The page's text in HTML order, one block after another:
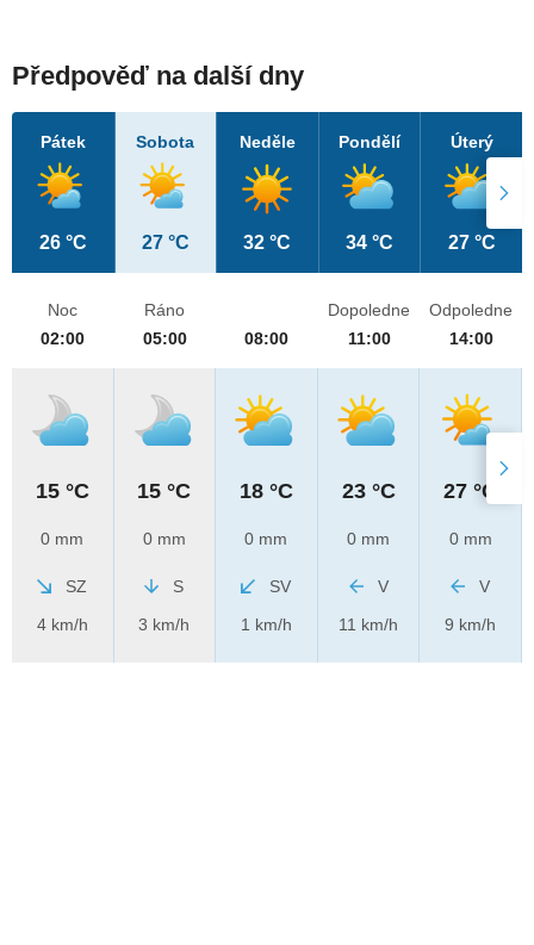
Předpověď na další dny
Pátek
26 °C
Sobota
27 °C
Neděle
32 °C
Pondělí
34 °C
Úterý
27 °C
Noc
02:00
15 °C
0 mm
SZ
4 km/h
Ráno
05:00
15 °C
0 mm
S
3 km/h
08:00
18 °C
0 mm
SV
1 km/h
Dopoledne
11:00
23 °C
0 mm
V
11 km/h
Odpoledne
14:00
27 °C
0 mm
V
9 km/h